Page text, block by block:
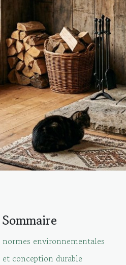
Sommaire
normes environnementales
et conception durable